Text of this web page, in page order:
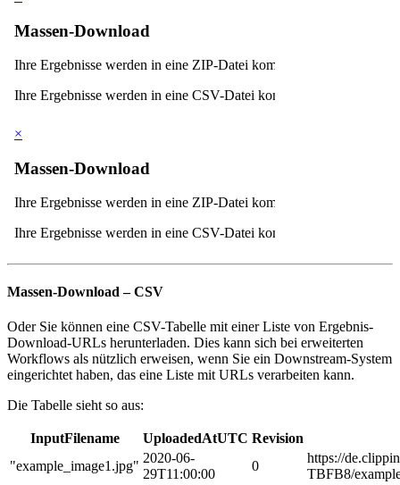
Massen-Download – CSV
Oder Sie können eine CSV-Tabelle mit einer Liste von Ergebnis-
Download-URLs herunterladen. Dies kann sich bei erweiterten
Workflows als nützlich erweisen, wenn Sie ein Downstream-System
eingerichtet haben, das eine Liste mit URLs verarbeiten kann.
Die Tabelle sieht so aus:
InputFilename UploadedAtUTC Revision
"example_image1.jpg"
2020-06-
29T11:00:00
0
https://
TBFB8/